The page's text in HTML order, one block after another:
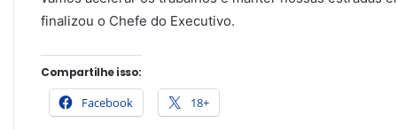
finalizou o Chefe do Executivo.
Compartilhe isso:
Facebook 18+